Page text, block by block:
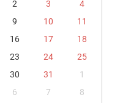
2 3
4
9 10
11
16 17
18
23 24
25
30 31
1
6 7 8